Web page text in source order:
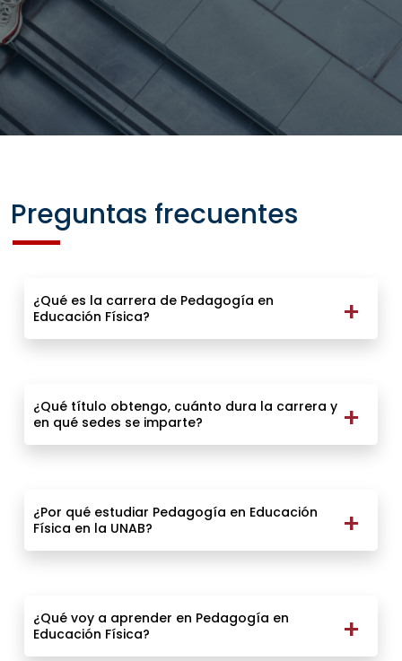
Preguntas frecuentes
¿Qué es la carrera de Pedagogía en
Educación Física?
¿Qué título obtengo, cuánto dura la carrera y
en qué sedes se imparte?
¿Por qué estudiar Pedagogía en Educación
Física en la UNAB?
¿Qué voy a aprender en Pedagogía en
Educación Física?